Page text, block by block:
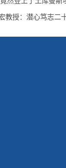
教授：潜心笃志二